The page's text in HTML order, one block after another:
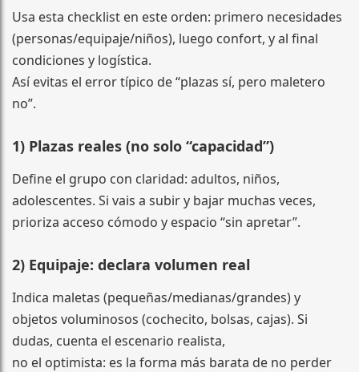
Usa esta checklist en este orden: primero necesidades
(personas/equipaje/niños), luego confort, y al final
condiciones y logística.
Así evitas el error típico de “plazas sí, pero maletero
no”.
1) Plazas reales (no solo “capacidad”)
Define el grupo con claridad: adultos, niños,
adolescentes. Si vais a subir y bajar muchas veces,
prioriza acceso cómodo y espacio “sin apretar”.
2) Equipaje: declara volumen real
Indica maletas (pequeñas/medianas/grandes) y
objetos voluminosos (cochecito, bolsas, cajas). Si
dudas, cuenta el escenario realista,
no el optimista: es la forma más barata de no perder